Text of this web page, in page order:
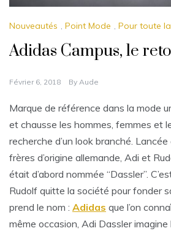
Nouveautés , Point Mode , Pour toute
Adidas Campus, le
Février 6, 2018 By Aude
Marque de référence dans la mode
et chausse les hommes, femmes et
recherche d’un look branché.
frères d’origine allemande, Adi et
était d’abord nommée “Dassler”.
Rudolf quitte la société pour fonder
prend le nom : Adidas que l’on
même occasion, Adi Dassler